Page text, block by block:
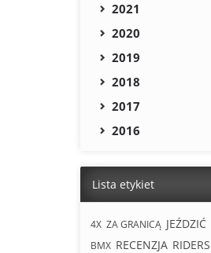
2021
2020
2019
2018
2017
2016
Lista etykiet
4X ZA GRANICĄ JEŹDZIĆ
BMX RECENZJA RIDERS